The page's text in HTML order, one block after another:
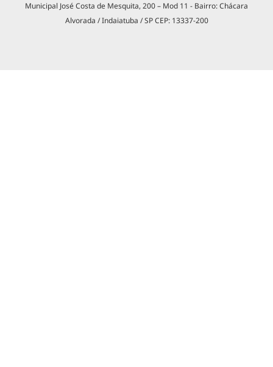
Municipal José Costa de Mesquita, 200 – Mod 11 - Bairro: Chácara
Alvorada / Indaiatuba / SP CEP: 13337-200